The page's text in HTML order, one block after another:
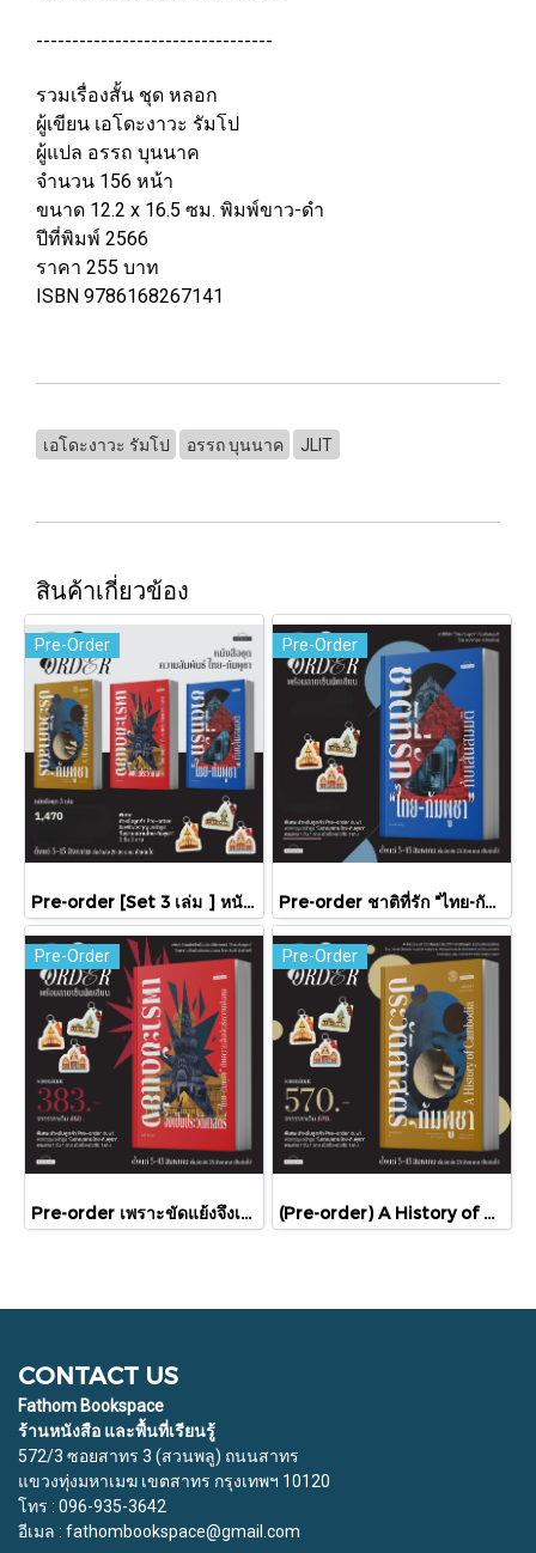
---------------------------------
รวมเรื่องสั้น ชุด หลอก
ผู้เขียน เอโดะงาวะ รัมโป
ผู้แปล อรรถ บุนนาค
จำนวน 156 หน้า
ขนาด 12.2 x 16.5 ซม. พิมพ์ขาว-ดำ
ปีที่พิมพ์ 2566
ราคา 255 บาท
ISBN 9786168267141
เอโดะงาวะ รัมโป อรรถ บุนนาค JLIT
สินค้าเกี่ยวข้อง
Pre-Order
Pre-order [Set 3 เล่ม ] หนังสือชุดความสัมพันธ์ "ไทย-กัมพูชา" / มติชน
Pre-Order
Pre-order ชาติที่รัก "ไทย-กัมพูชา" กับเส้นสมมติ / พวงทอง ภวัครพันธุ์ / มติชน
Pre-Order
Pre-order เพราะขัดแย้งจึงเป็นประวัติศาสตร์ "ไทย-กัมพูชา" กับความสัมพันธ์หวานปนขม / มติชน
Pre-Order
(Pre-order) A History of Cambodia ประวัติศาสตร์กัมพูชา (ฉบับปรับปรุงใหม่) / David Chandler / มติชน
CONTACT US
Fathom Bookspace
ร้านหนังสือ และพื้นที่เรียนรู้
572/3 ซอยสาทร 3 (สวนพลู) ถนนสาทร
แขวงทุ่งมหาเมฆ เขตสาทร กรุงเทพฯ 10120
โทร : 096-935-3642
อีเมล : fathombookspace@gmail.com